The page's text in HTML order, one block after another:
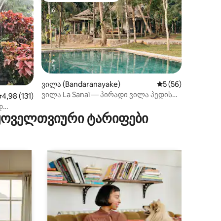
შეფასებაა 5‑დან 4,98, 131 მიმოხილვა
4,98 (131)
ვილა (Bandaranayake) საშუალო
5 (56)
ვილა La Sanaï — პირადი ვილა პედის
ტარიფები